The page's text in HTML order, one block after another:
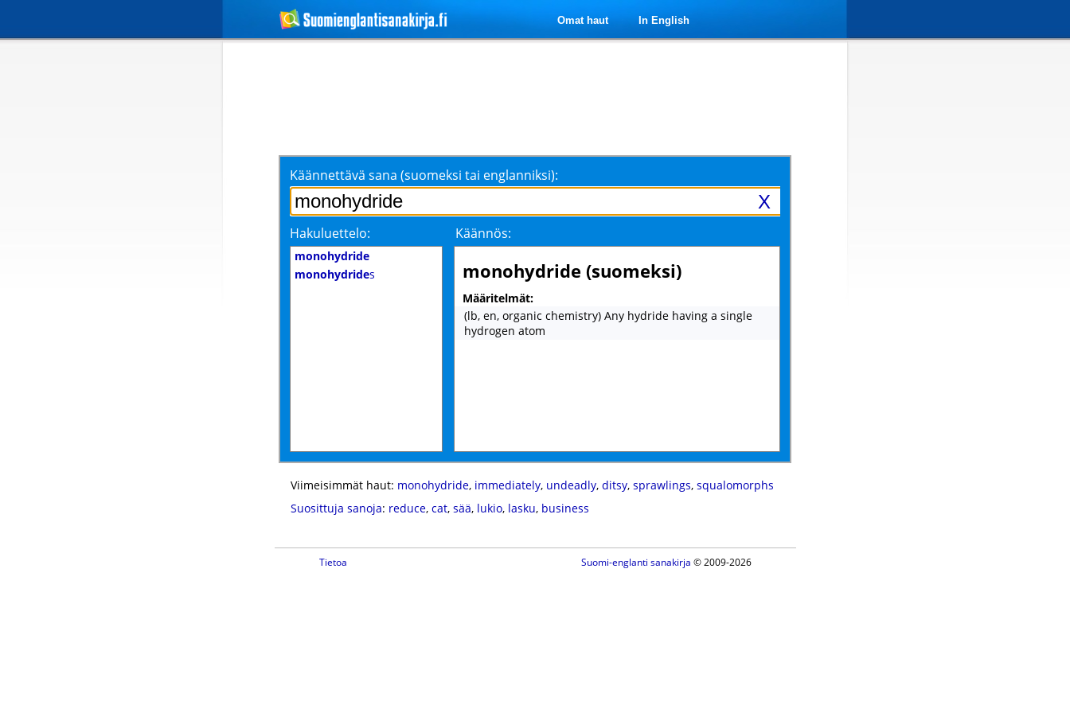
Omat haut In English
Käännettävä sana (suomeksi tai englanniksi):
X
Hakuluettelo: Käännös:
monohydride
monohydrides monohydride (suomeksi)
Määritelmät:
(lb, en, organic chemistry) Any hydride having a single
hydrogen atom
Viimeisimmät haut: monohydride, immediately, undeadly, ditsy, sprawlings, squalomorphs
Suosittuja sanoja: reduce, cat, sää, lukio, lasku, business
Tietoa Suomi-englanti sanakirja © 2009-2026